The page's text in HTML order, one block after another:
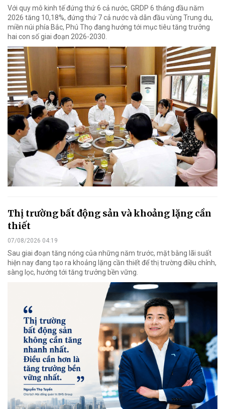
Với quy mô kinh tế đứng thứ 6 cả nước, GRDP 6 tháng đầu năm
2026 tăng 10,18%, đứng thứ 7 cả nước và dẫn đầu vùng Trung du,
miền núi phía Bắc, Phú Thọ đang hướng tới mục tiêu tăng trưởng
hai con số giai đoạn 2026-2030.
Thị trường bất động sản và khoảng lặng cần
thiết
07/08/2026 04:19
Sau giai đoạn tăng nóng của những năm trước, mặt bằng lãi suất
hiện nay đang tạo ra khoảng lặng cần thiết để thị trường điều chỉnh,
sàng lọc, hướng tới tăng trưởng bền vững.